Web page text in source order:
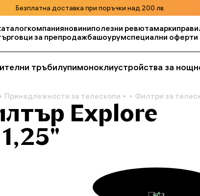
Безплатна доставка при поръчки над 200 лв.
компанияновиниполезни ревютамарки
за препродажбашоурумспециални оферти
тръбилупимоноклиустройства за
Принадлежности за телескопи Филтри за
Explore